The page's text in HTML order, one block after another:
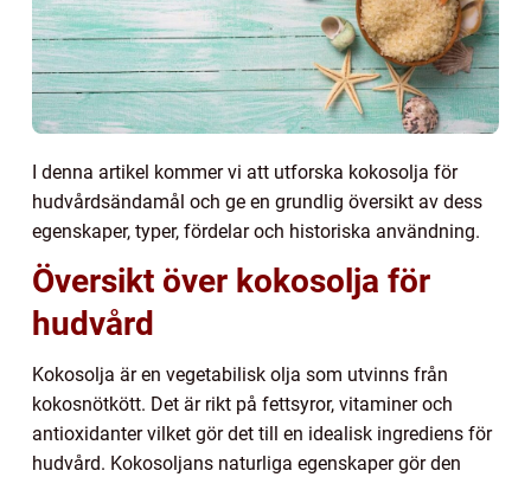
I denna artikel kommer vi att utforska kokosolja för
hudvårdsändamål och ge en grundlig översikt av dess
egenskaper, typer, fördelar och historiska användning.
Översikt över kokosolja för
hudvård
Kokosolja är en vegetabilisk olja som utvinns från
kokosnötkött. Det är rikt på fettsyror, vitaminer och
antioxidanter vilket gör det till en idealisk ingrediens för
hudvård. Kokosoljans naturliga egenskaper gör den